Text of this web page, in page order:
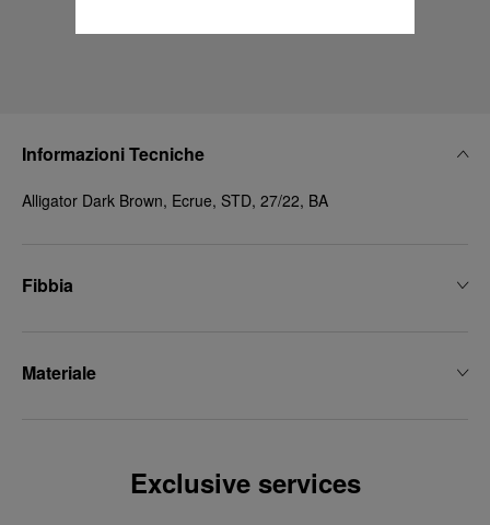
Informazioni Tecniche
Alligator Dark Brown, Ecrue, STD, 27/22, BA
Fibbia
Materiale
Exclusive services